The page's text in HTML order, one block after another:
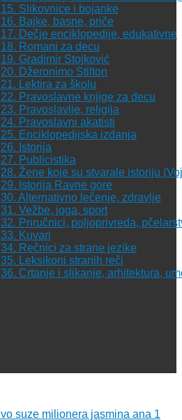
15. Slikovnice i bojanke
16. Bajke, basne, priče
17. Dečje enciklopedije, edukativne
18. Romani za decu
19. Gradimir Stojković
20. Džeronimo Stilton
21. Lektira za školu
22. Pravoslavne knjige za decu
23. Pravoslavlje, religija
24. Pravoslavni akatisti
25. Enciklopedijska izdanja
26. Istorija
27. Publicistika
28. Žene koje su stvarale istoriju
29. Istorija Ravne gore
30. Alternativno lečenje, zdravlje
31. Vežbe, joga, sport
32. Priručnici, poljoprivreda,
33. Kuvari
34. Rečnici za strane jezike
35. Leksikoni stranih reči
36. Crtanje i slikanje, arhitektura,